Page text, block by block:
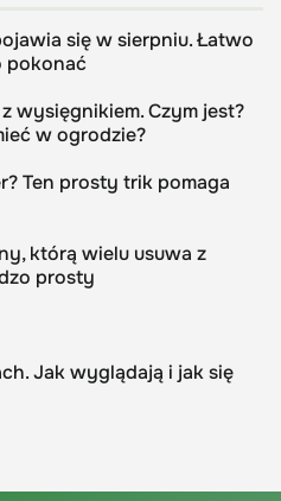
się w sierpniu. Łatwo
pokonać
wysięgnikiem. Czym jest?
w ogrodzie?
Ten prosty trik pomaga
którą wielu usuwa z
prosty
Jak wyglądają i jak się